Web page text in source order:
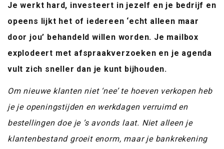
Je werkt hard, investeert in jezelf en je bedrijf en
opeens lijkt het of iedereen ‘echt alleen maar
door jou’ behandeld willen worden. Je mailbox
explodeert met afspraakverzoeken en je agenda
vult zich sneller dan je kunt bijhouden.
Om nieuwe klanten niet ‘nee’ te hoeven verkopen heb
je je openingstijden en werkdagen verruimd en
bestellingen doe je ’s avonds laat. Niet alleen je
klantenbestand groeit enorm, maar je bankrekening